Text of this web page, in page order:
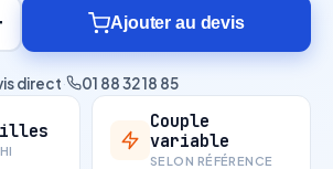
Ajouter au devis
direct· 01 88 32 18 85
Couple
variable
SELON RÉFÉRENCE